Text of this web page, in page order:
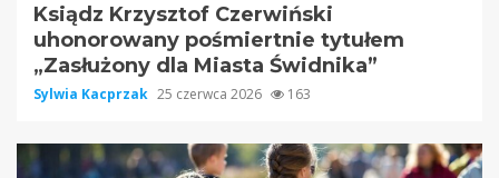
Ksiądz Krzysztof Czerwiński
uhonorowany pośmiertnie tytułem
„Zasłużony dla Miasta Świdnika”
Sylwia Kacprzak 25 czerwca 2026 163